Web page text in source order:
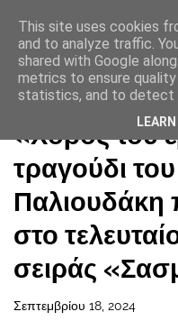
Αρχική σελίδα
«Χορός του
τραγούδι
στο
σειράς
Σεπτεμβρίου 18, 2024
This site uses cookies
and to analyze traffic.
shared with Google
metrics to ensure
statistics, and to detect